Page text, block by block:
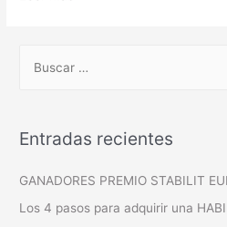
Entradas recientes
GANADORES PREMIO STABILIT
Los 4 pasos para adquirir una